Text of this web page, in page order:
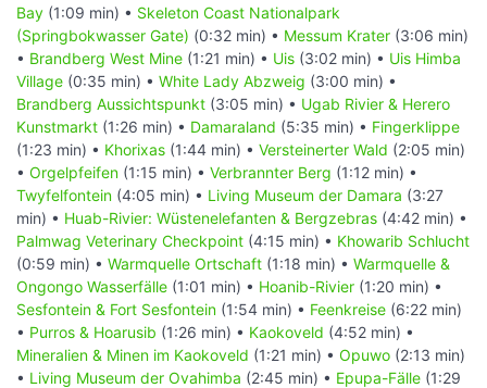
Bay (1:09 min) • Skeleton Coast Nationalpark
(Springbokwasser Gate) (0:32 min) • Messum Krater (3:06 min)
• Brandberg West Mine (1:21 min) • Uis (3:02 min) • Uis Himba
Village (0:35 min) • White Lady Abzweig (3:00 min) •
Brandberg Aussichtspunkt (3:05 min) • Ugab Rivier & Herero
Kunstmarkt (1:26 min) • Damaraland (5:35 min) • Fingerklippe
(1:23 min) • Khorixas (1:44 min) • Versteinerter Wald (2:05 min)
• Orgelpfeifen (1:15 min) • Verbrannter Berg (1:12 min) •
Twyfelfontein (4:05 min) • Living Museum der Damara (3:27
min) • Huab-Rivier: Wüstenelefanten & Bergzebras (4:42 min) •
Palmwag Veterinary Checkpoint (4:15 min) • Khowarib Schlucht
(0:59 min) • Warmquelle Ortschaft (1:18 min) • Warmquelle &
Ongongo Wasserfälle (1:01 min) • Hoanib-Rivier (1:20 min) •
Sesfontein & Fort Sesfontein (1:54 min) • Feenkreise (6:22 min)
• Purros & Hoarusib (1:26 min) • Kaokoveld (4:52 min) •
Mineralien & Minen im Kaokoveld (1:21 min) • Opuwo (2:13 min)
• Living Museum der Ovahimba (2:45 min) • Epupa-Fälle (1:29